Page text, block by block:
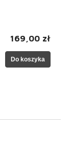
169,00 zł
Do koszyka